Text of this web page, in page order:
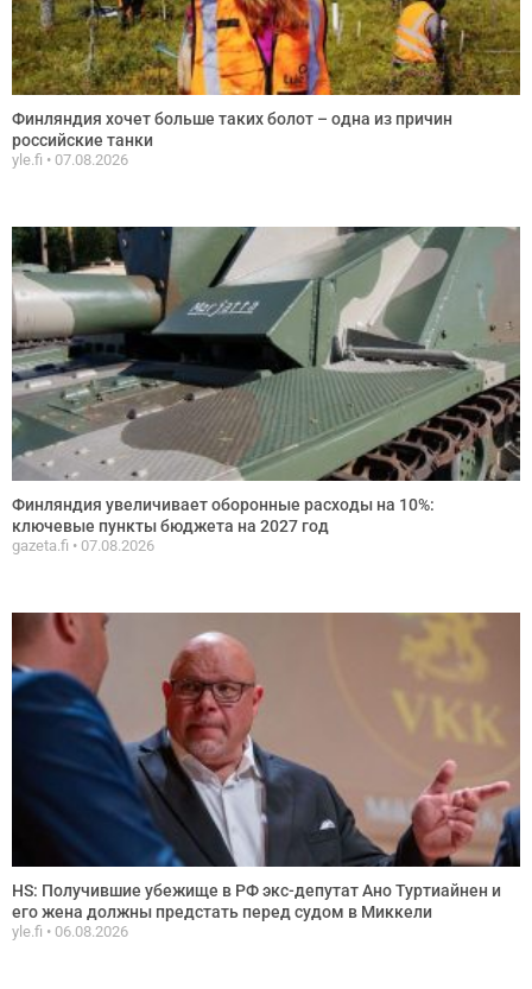
Финляндия хочет больше таких болот – одна из причин
российские танки
yle.fi 07.08.2026
Финляндия увеличивает оборонные расходы на 10%:
ключевые пункты бюджета на 2027 год
gazeta.fi 07.08.2026
HS: Получившие убежище в РФ экс-депутат Ано Туртиайнен и
его жена должны предстать перед судом в Миккели
yle.fi 06.08.2026